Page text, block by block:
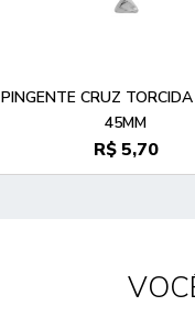
PINGENTE CRUZ
45MM
R$ 5,70